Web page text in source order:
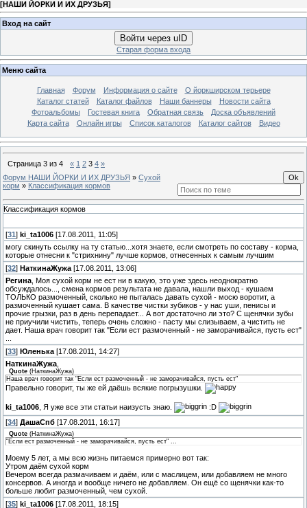
[НАШИ ЙОРКИ И ИХ ДРУЗЬЯ]
Вход на сайт
Войти через uID
Старая форма входа
Меню сайта
Главная Форум Информация о сайте
О йоркширском терьере
Каталог статей
Каталог файлов Наши баннеры
Новости сайта
Фотоальбомы
Гостевая книга Обратная связь
Доска объявлений
Карта сайта
Онлайн игры Список каталогов Каталог сайтов Видео
Страница 3 из 4 « 1 2 3 4 »
Форум НАШИ ЙОРКИ И ИХ ДРУЗЬЯ » Сухой
корм » Классификация кормов
Классификация кормов
[31 ] ki_ta1006 [17.08.2011, 11:05]
могу скинуть ссылку на ту статью...хотя знаете, если смотреть по составу - корма,
которые отнесни к "стрихнину" лучше кормов, отнесенных к самым лучшим
[32] НаткинаЖужа [17.08.2011, 13:06]
Регина , Моя сухой корм не ест ни в какую, это уже здесь неоднократно
обсуждалось..., смена кормов результата не давала, нашли выход - кушаем
ТОЛЬКО размоченный, сколько не пыталась давать сухой - мосю воротит, а
размоченный кушает сама. В качестве чистки зубиков - у нас уши, пенисы и
прочие грызки, раз в день перепадает... А вот достаточно ли это? С щенячки зубы
не приучили чистить, теперь очень сложно - пасту мы слизываем, а чистить не
дает. Наша врач говорит так "Если ест размоченный - не заморачивайся, пусть ест"
[33] Юленька [17.08.2011, 14:27]
НаткинаЖужа
Quote (НаткинаЖужа)
Наша врач говорит так "Если ест размоченный - не заморачивайся, пусть ест"
Правельно говорит, ты же ей даёшь всякие погрызушки.
ki_ta1006 , Я уже все эти статьи наизусть знаю.
:D
[34] ДашаСпб [17.08.2011, 16:17]
Quote (НаткинаЖужа)
"Если ест размоченный - не заморачивайся, пусть ест" ...
Моему 5 лет, а мы всю жизнь питаемся примерно вот так:
Утром даём сухой корм
Вечером всегда размачиваем и даём, или с маслицем, или добавляем не много
консервов. А иногда и вообще ничего не добавляем. Он ещё со щенячки как-то
больше любит размоченный, чем сухой.
[35] ki_ta1006 [17.08.2011, 18:15]